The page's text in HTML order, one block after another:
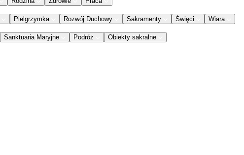
Pielgrzymka Rozwój Duchowy Sakramenty Święci Wiara
Sanktuaria Maryjne Podróż Obiekty sakralne